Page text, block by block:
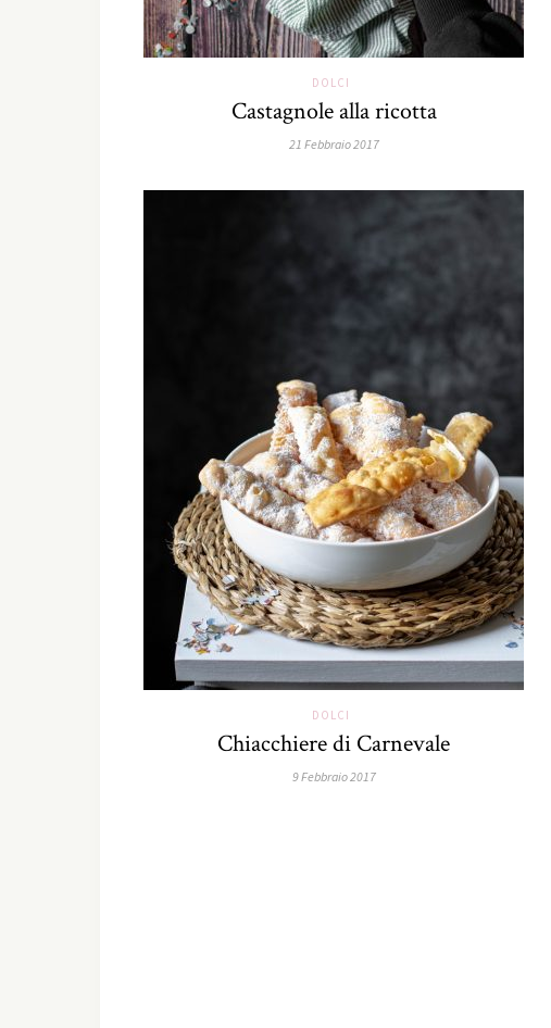
DOLCI
Castagnole alla ricotta
21 Febbraio 2017
DOLCI
Chiacchiere di Carnevale
9 Febbraio 2017